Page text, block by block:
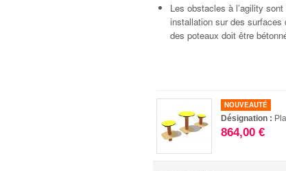
Les obstacles à l’agility
installation sur des surfaces
des poteaux doit
NOUVEAUTÉ
Désignation :
864,00 €